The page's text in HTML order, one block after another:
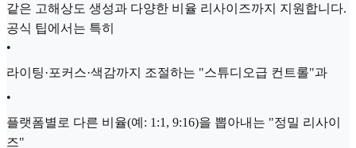
같은 고해상도 생성과 다양한 비율 리사이즈까지 지원합니다.
공식 팁에서는 특히
•
라이팅·포커스·색감까지 조절하는 "스튜디오급 컨트롤"과
•
플랫폼별로 다른 비율(예: 1:1, 9:16)을 뽑아내는 "정밀 리사이
즈"